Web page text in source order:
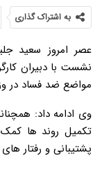
به اشتراک گذاری
عصر امروز سعید
نشست با دبیران
مواضع ضد فساد در
وی ادامه داد:
تکمیل روند ها کمک
پشتیبانی و رفتار